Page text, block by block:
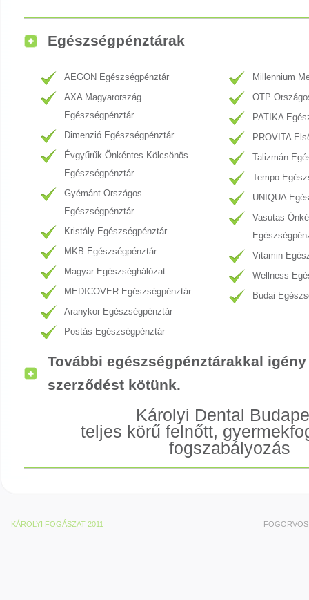
Egészségpénztárak
AEGON Egészségpénztár
AXA Magyarország
Egészségpénztár
Dimenzió Egészségpénztár
Évgyűrűk Önkéntes Kölcsönös
Egészségpénztár
Gyémánt Országos
Egészségpénztár
Kristály Egészségpénztár
MKB Egészségpénztár
Magyar Egészséghálózat
MEDICOVER Egészségpénztár
Aranykor Egészségpénztár
Postás Egészségpénztár
Millennium
OTP
PATIKA
PROVITA
Talizmán
Tempo
UNIQUA
Vasutas
Vitamin
Wellness
Budai
További egészségpénztárakkal
szerződést kötünk.
Károlyi Dental
teljes körű felnőtt,
fogszabályozás
KÁROLYI FOGÁSZAT 2011